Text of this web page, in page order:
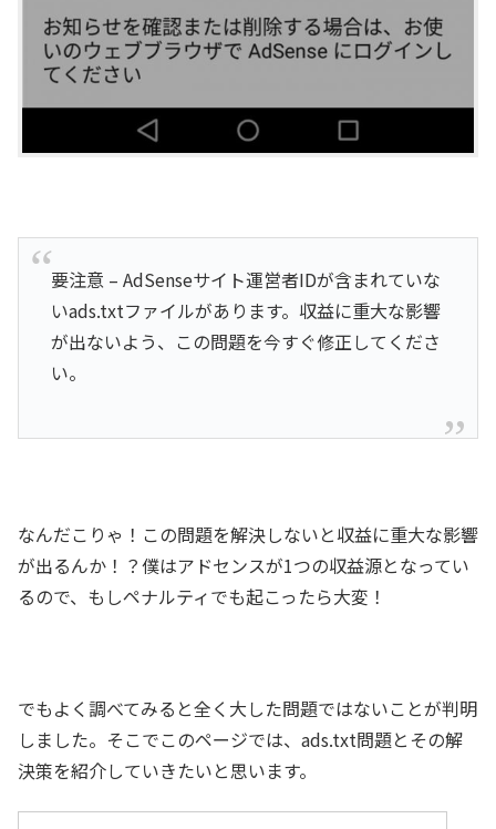
要注意 – AdSenseサイト運営者IDが含まれていな
いads.txtファイルがあります。収益に重大な影響
が出ないよう、この問題を今すぐ修正してくださ
い。
なんだこりゃ！この問題を解決しないと収益に重大な影響
が出るんか！？僕はアドセンスが1つの収益源となってい
るので、もしペナルティでも起こったら大変！
でもよく調べてみると全く大した問題ではないことが判明
しました。そこでこのページでは、ads.txt問題とその解
決策を紹介していきたいと思います。